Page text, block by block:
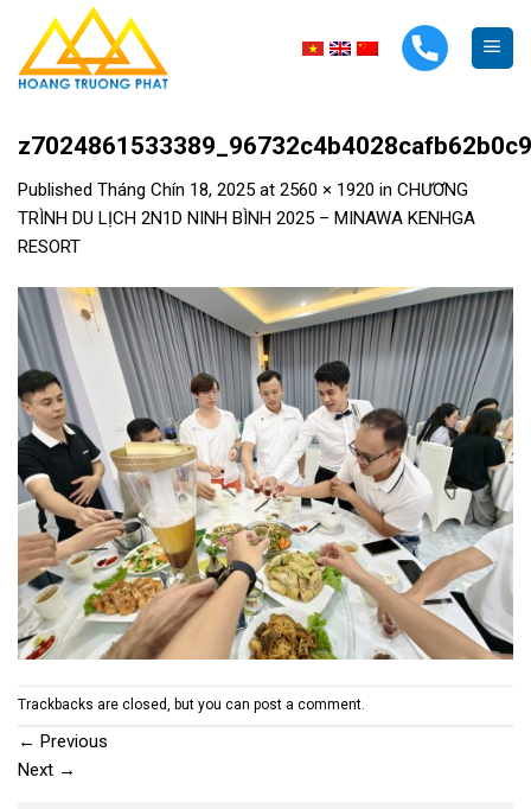
content
Published Tháng Chín 18, 2025 at 2560 × 1920 in CHƯƠNG
TRÌNH DU LỊCH 2N1D NINH BÌNH 2025 – MINAWA KENHGA
RESORT
Trackbacks are closed, but you can post a comment.
← Previous
Next →